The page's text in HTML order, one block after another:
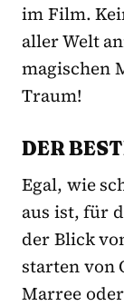
im Film.
aller Welt
magischen
Traum!
DER
Egal, wie
aus ist, für
der Blick
starten von
Marree